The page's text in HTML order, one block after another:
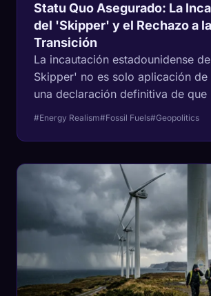
Statu Quo Asegurado: La
del 'Skipper' y el Rechazo a la
Transición
La incautación estadounidense
Skipper' no es solo aplicación de
una declaración definitiva de que
permanece anclada al statu quo
rápido hacia las energías
#Energy Realism#Fossil Fuels#Geopolitics